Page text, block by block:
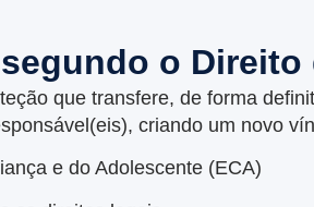
o Direito
que transfere, de forma
criando um novo
e do Adolescente (ECA)